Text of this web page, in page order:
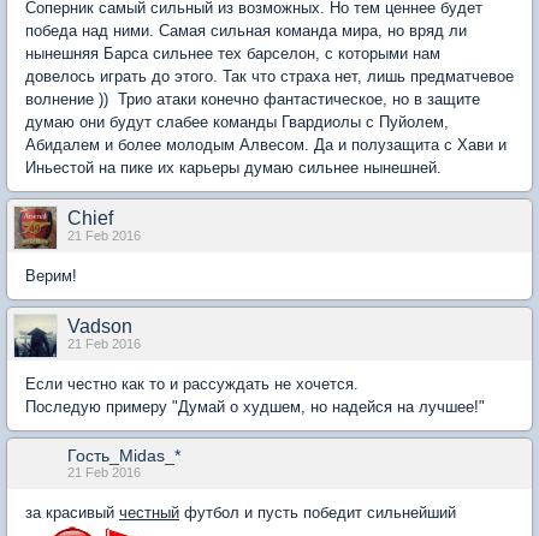
Соперник самый сильный из возможных. Но тем ценнее будет
победа над ними. Самая сильная команда мира, но вряд ли
нынешняя Барса сильнее тех барселон, с которыми нам
довелось играть до этого. Так что страха нет, лишь предматчевое
волнение )) Трио атаки конечно фантастическое, но в защите
думаю они будут слабее команды Гвардиолы с Пуйолем,
Абидалем и более молодым Алвесом. Да и полузащита с Хави и
Иньестой на пике их карьеры думаю сильнее нынешней.
Chief
21 Feb 2016
Верим!
Vadson
21 Feb 2016
Если честно как то и рассуждать не хочется.
Последую примеру "Думай о худшем, но надейся на лучшее!"
Гость_Midas_*
21 Feb 2016
за красивый честный футбол и пусть победит сильнейший